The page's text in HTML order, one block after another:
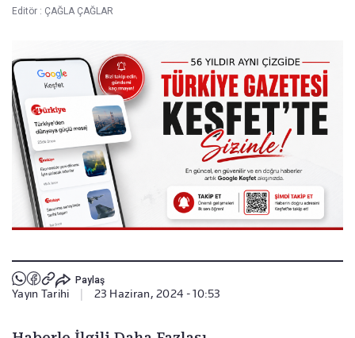
Editör : ÇAĞLA ÇAĞLAR
Paylaş
Yayın Tarihi 23 Haziran, 2024 - 10:53